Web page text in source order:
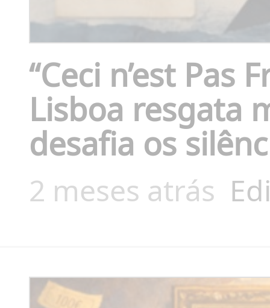
“Ceci n’est Pas
Lisboa resgata
desafia os
2 meses atrás